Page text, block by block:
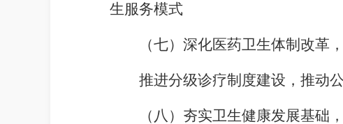
生服务模式
（七）深化医药卫生体制改革
推进分级诊疗制度建设，推动
（八）夯实卫生健康发展基础